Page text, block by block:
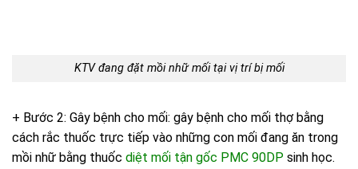
KTV đang đặt mồi nhữ mối tại vị trí bị mối
+ Bước 2: Gây bệnh cho mối: gây bệnh cho mối thợ bằng
cách rắc thuốc trực tiếp vào những con mối đang ăn trong
mồi nhữ bằng thuốc diệt mối tận gốc PMC 90DP sinh học.